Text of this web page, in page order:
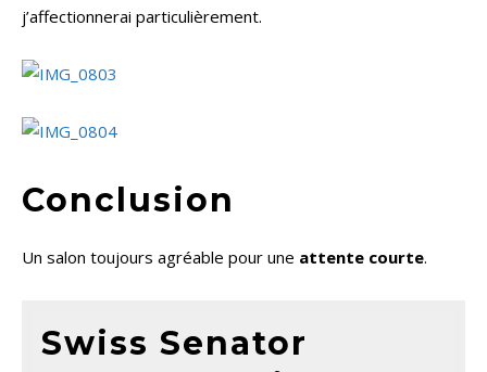
j’affectionnerai particulièrement.
Conclusion
Un salon toujours agréable pour une attente courte.
Swiss Senator